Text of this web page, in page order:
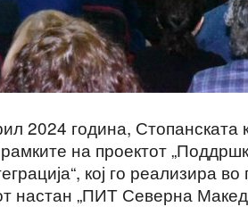
2024 година,
на проектот
кој го реализира
настан „ПИТ Северна